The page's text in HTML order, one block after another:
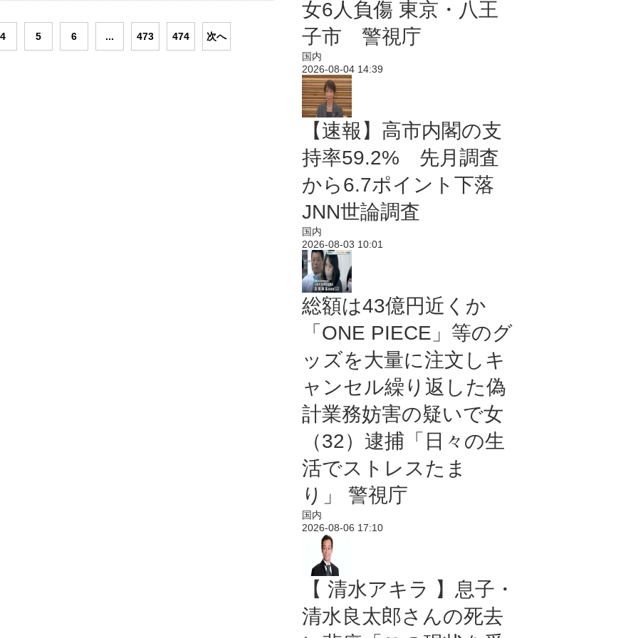
4 5 6 ... 473 474 次へ
女6人負傷 東京・八王
子市 警視庁
国内
2026-08-04 14:39
【速報】高市内閣の支
持率59.2% 先月調査
から6.7ポイント下落
JNN世論調査
国内
2026-08-03 10:01
総額は43億円近くか
「ONE PIECE」等のグ
ッズを大量に注文しキ
ャンセル繰り返した偽
計業務妨害の疑いで女
（32）逮捕「日々の生
活でストレスたま
り」 警視庁
国内
2026-08-06 17:10
【 清水アキラ 】息子・
清水良太郎さんの死去